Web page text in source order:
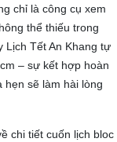
chỉ là công cụ xem
thể thiếu trong
Lịch Tết An Khang tự
– sự kết hợp hoàn
sẽ làm hài lòng
chi tiết cuốn lịch bloc